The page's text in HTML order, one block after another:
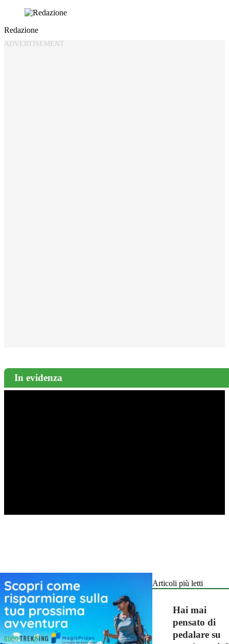
Redazione
In evidenza
Articoli più letti
Hai mai
pensato di
pedalare su